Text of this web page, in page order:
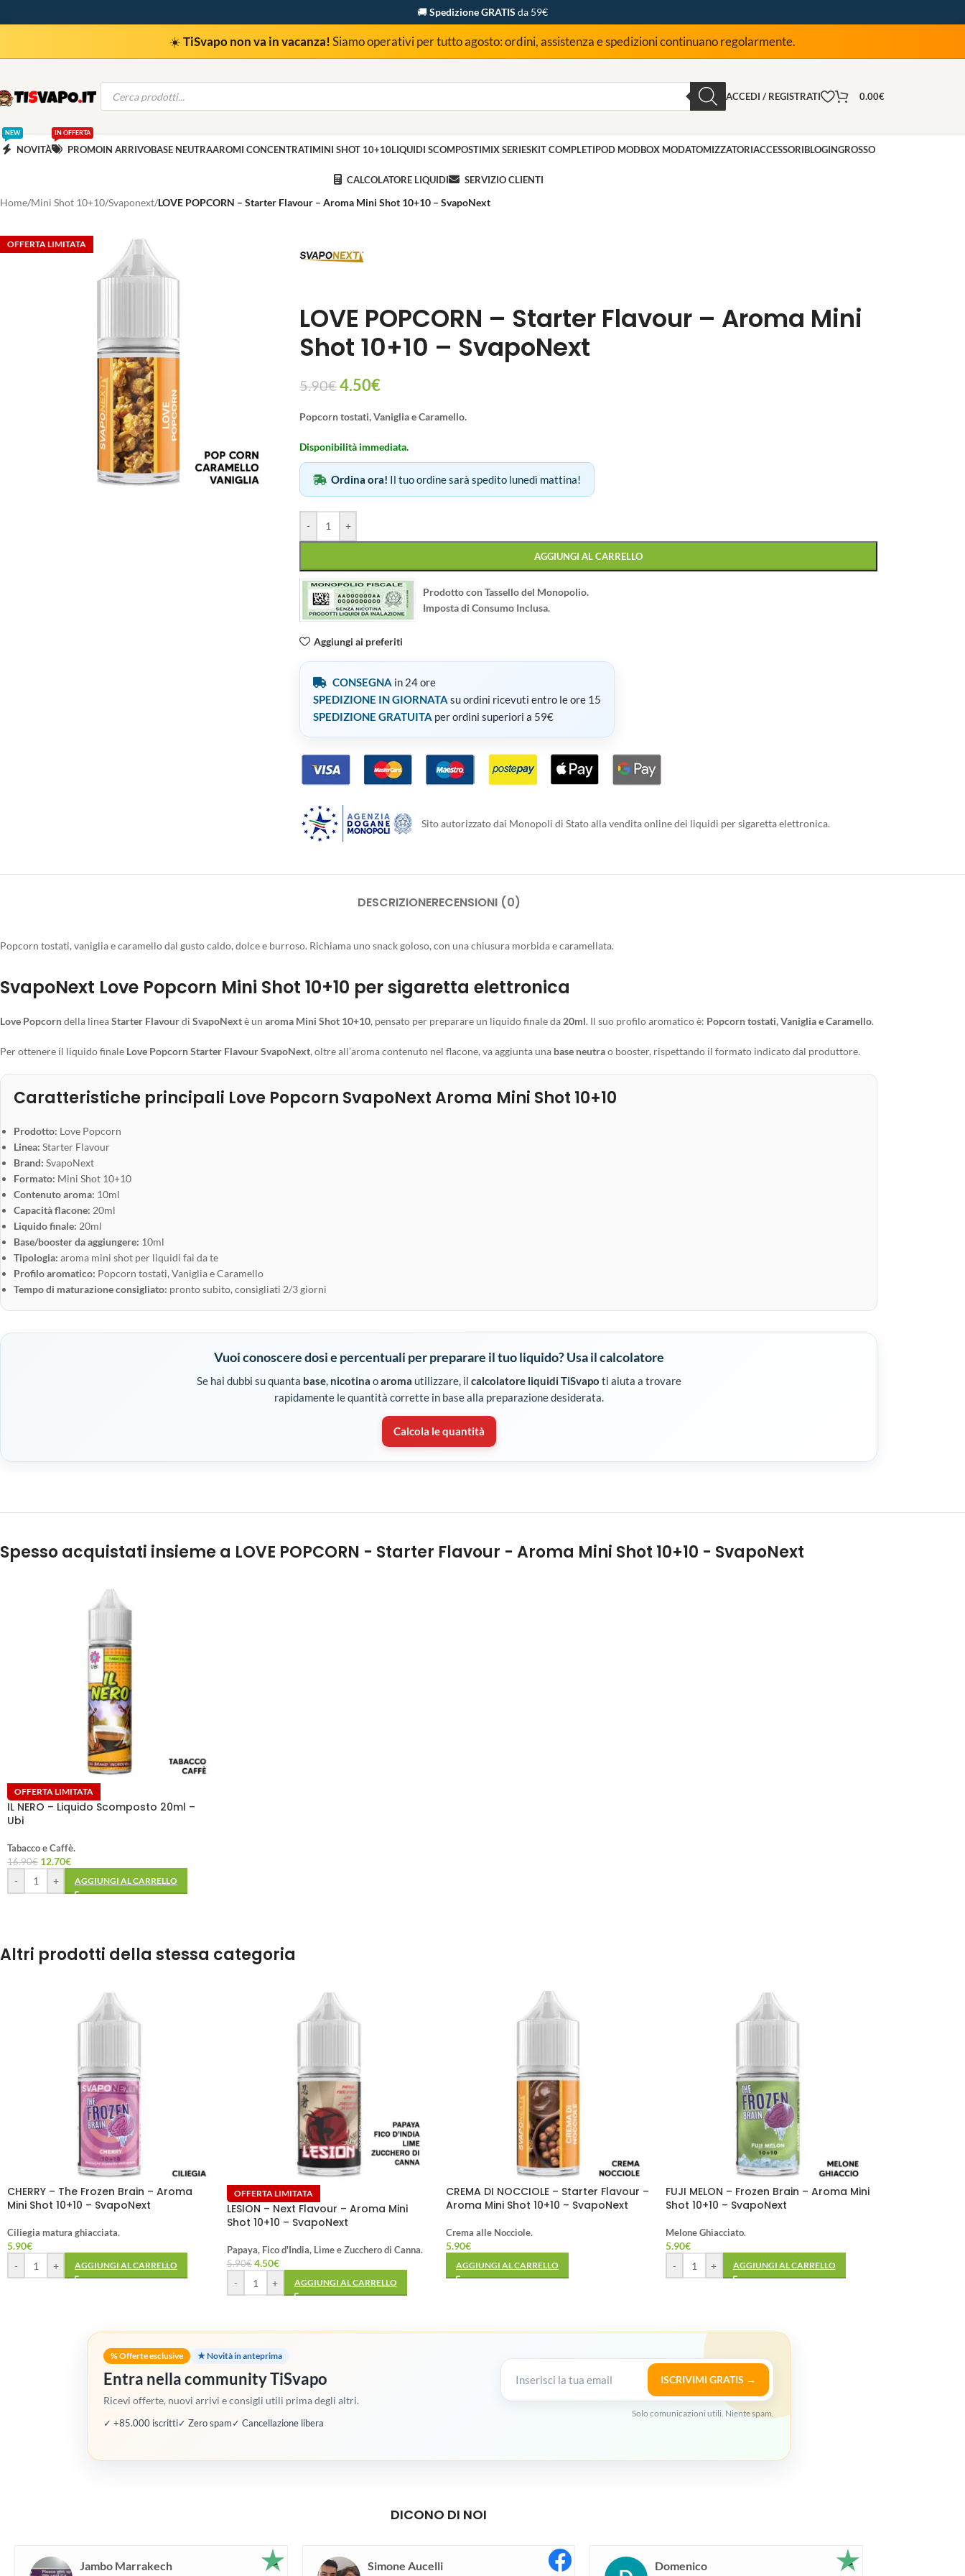
🚚Spedizione GRATIS da 59€
☀️TiSvapo non va in vacanza!Siamo operativi per tutto agosto: ordini, assistenza e spedizioni continuano regolarmente.
ACCEDI / REGISTRATI 0.00€
NOVITÀ
NEW
PROMO
IN OFFERTA
IN ARRIVOBASE NEUTRAAROMI CONCENTRATIMINI SHOT 10+10LIQUIDI SCOMPOSTIMIX SERIESKIT COMPLETIPOD MODBOX MODATOMIZZATORIACCESSORIBLOGINGROSSO
CALCOLATORE LIQUIDI SERVIZIO CLIENTI
Home Mini Shot 10+10 Svaponext LOVE POPCORN – Starter Flavour – Aroma Mini Shot 10+10 – SvapoNext
OFFERTA LIMITATA
LOVE POPCORN – Starter Flavour – Aroma Mini
Shot 10+10 – SvapoNext
5.90€4.50€
Popcorn tostati, Vaniglia e Caramello.
Disponibilità immediata.
Ordina ora! Il tuo ordine sarà spedito lunedì mattina!
- +
AGGIUNGI AL CARRELLO
Prodotto con Tassello del Monopolio.
Imposta di Consumo Inclusa.
Aggiungi ai preferiti
CONSEGNA in 24 ore
SPEDIZIONE IN GIORNATAsu ordini ricevuti entro le ore 15
SPEDIZIONE GRATUITA per ordini superiori a 59€
Sito autorizzato dai Monopoli di Stato alla vendita online dei liquidi per sigaretta elettronica.
DESCRIZIONERECENSIONI (0)
Popcorn tostati, vaniglia e caramello dal gusto caldo, dolce e burroso. Richiama uno snack goloso, con una chiusura morbida e caramellata.
SvapoNext Love Popcorn Mini Shot 10+10 per sigaretta elettronica
Love Popcorndella lineaStarter Flavourdi SvapoNextè un aroma Mini Shot 10+10, pensato per preparare un liquido finale da 20ml. Il suo profilo aromatico è: Popcorn tostati, Vaniglia e Caramello.
Per ottenere il liquido finale Love Popcorn Starter Flavour SvapoNext, oltre all’aroma contenuto nel flacone, va aggiunta una base neutrao booster, rispettando il formato indicato dal produttore.
Caratteristiche principali Love Popcorn SvapoNext Aroma Mini Shot 10+10
Prodotto: Love Popcorn
Linea: Starter Flavour
Brand: SvapoNext
Formato: Mini Shot 10+10
Contenuto aroma: 10ml
Capacità flacone: 20ml
Liquido finale: 20ml
Base/booster da aggiungere: 10ml
Tipologia: aroma mini shot per liquidi fai da te
Profilo aromatico: Popcorn tostati, Vaniglia e Caramello
Tempo di maturazione consigliato: pronto subito, consigliati 2/3 giorni
Vuoi conoscere dosi e percentuali per preparare il tuo liquido? Usa il calcolatore
Se hai dubbi su quanta base, nicotina oaroma utilizzare, il calcolatore liquidi TiSvapo ti aiuta a trovare
rapidamente le quantità corrette in base alla preparazione desiderata.
Calcola le quantità
Spesso acquistati insieme a LOVE POPCORN - Starter Flavour - Aroma Mini Shot 10+10 - SvapoNext
OFFERTA LIMITATA
IL NERO – Liquido Scomposto 20ml –
Ubi
Tabacco e Caffè.
16.90€ 12.70€
- + AGGIUNGI AL CARRELLO
Altri prodotti della stessa categoria
CHERRY – The Frozen Brain – Aroma
Mini Shot 10+10 – SvapoNext
Ciliegia matura ghiacciata.
5.90€
-
+ AGGIUNGI AL CARRELLO
OFFERTA LIMITATA
LESION – Next Flavour – Aroma Mini
Shot 10+10 – SvapoNext
Papaya, Fico d'India, Lime e Zucchero di Canna.
5.90€ 4.50€
- + AGGIUNGI AL CARRELLO
CREMA DI NOCCIOLE – Starter Flavour –
Aroma Mini Shot 10+10 – SvapoNext
Crema alle Nocciole.
5.90€
AGGIUNGI AL CARRELLO
FUJI MELON – Frozen Brain – Aroma Mini
Shot 10+10 – SvapoNext
Melone Ghiacciato.
5.90€
-
+ AGGIUNGI AL CARRELLO
% Offerte esclusive ★ Novità in anteprima
Entra nella community TiSvapo
Ricevi offerte, nuovi arrivi e consigli utili prima degli altri.
✓ +85.000 iscritti✓ Zero spam✓ Cancellazione libera
ISCRIVIMI GRATIS →
Solo comunicazioni utili. Niente spam.
DICONO DI NOI
Jambo Marrakech Simone Aucelli Domenico